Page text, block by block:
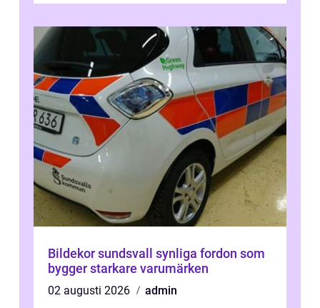
Bildekor sundsvall synliga fordon som
bygger starkare varumärken
02 augusti 2026
admin